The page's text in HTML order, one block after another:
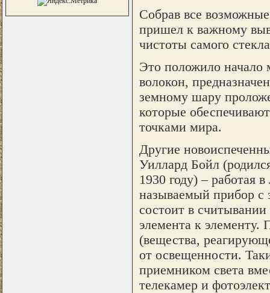
Собрав все
пришел к важному
чистоты самого
Это положило начало
волокон,
земному шару
которые
точками мира.
Другие
Уиллард Бойл
1930 году) – работая
называемый прибор с
состоит в считывании
элемента к
(вещества,
от освещенности.
приемником света
телекамер и